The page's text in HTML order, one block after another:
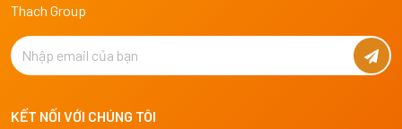
Thach Group
KẾT NỐI VỚI CHÚNG TÔI